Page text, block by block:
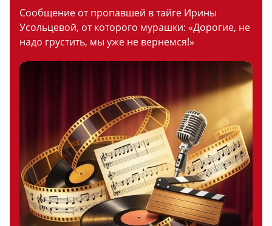
Сообщение от пропавшей в тайге Ирины
Усольцевой, от которого мурашки: «Дорогие, не
надо грустить, мы уже не вернемся!»